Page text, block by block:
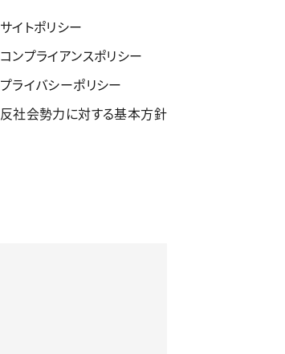
サイトポリシー
コンプライアンスポリシー
プライバシーポリシー
反社会勢力に対する基本方針